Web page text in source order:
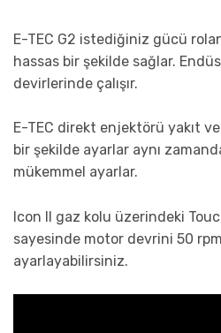
E-TEC G2 istediğiniz gücü
hassas bir şekilde sağlar.
devirlerinde çalışır.
E-TEC direkt enjektörü yakıt ve
bir şekilde ayarlar aynı
mükemmel ayarlar.
Icon II gaz kolu üzerindeki
sayesinde motor devrini 50
ayarlayabilirsiniz.